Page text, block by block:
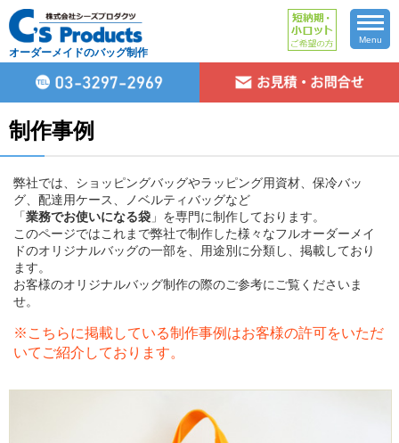
オーダーメイドのバッグ制作
Menu
制作事例
弊社では、ショッピングバッグやラッピング用資材、保冷バッ
グ、配達用ケース、ノベルティバッグなど
「業務でお使いになる袋 」を専門に制作しております。
このページではこれまで弊社で制作した様々なフルオーダーメイ
ドのオリジナルバッグの一部を、用途別に分類し、掲載しており
ます。
お客様のオリジナルバッグ制作の際のご参考にご覧くださいま
せ。
※こちらに掲載している制作事例はお客様の許可をいただ
いてご紹介しております。